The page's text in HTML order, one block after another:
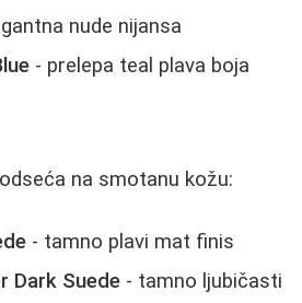
nude nijansa
- prelepa teal plava boja
na smotanu kožu:
- tamno plavi mat finis
Dark Suede - tamno ljubičasti